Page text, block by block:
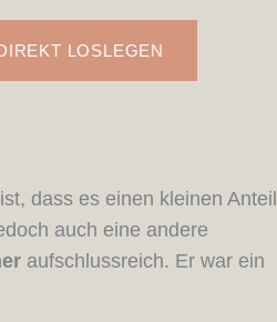
LOSLEGEN
dass es einen kleinen Anteil
auch eine andere
aufschlussreich. Er war ein